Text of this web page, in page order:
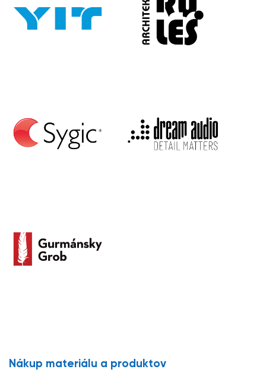
Nákup materiálu a produktov